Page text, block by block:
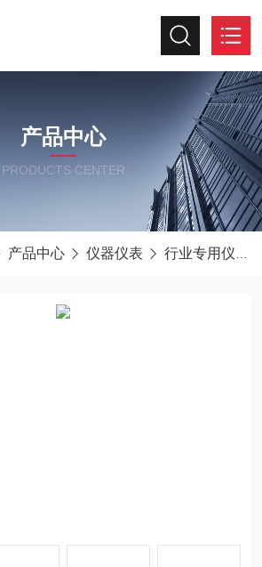
产品中心
PRODUCTS CENTER
产品中心 仪器仪表 行业专用仪器仪表